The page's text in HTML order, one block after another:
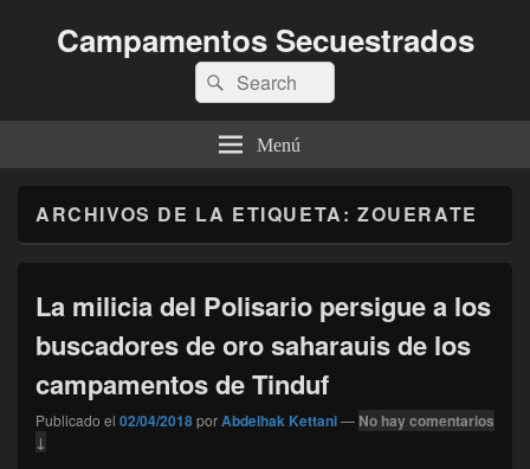
Campamentos Secuestrados
Buscar
por:
Buscar
Menú
ARCHIVOS DE LA ETIQUETA:ZOUERATE
La milicia del Polisario persigue a los
buscadores de oro saharauis de los
campamentos de Tinduf
Publicado el 02/04/2018porAbdelhak Kettani— No hay comentarios
↓